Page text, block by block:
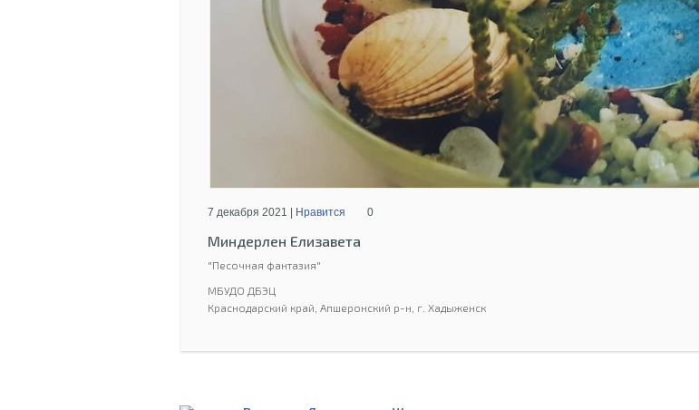
7 декабря 2021 | Нравится 0
Миндерлен Елизавета
"Песочная фантазия"
МБУДО ДБЭЦ
Краснодарский край, Апшеронский р-н, г. Хадыженск